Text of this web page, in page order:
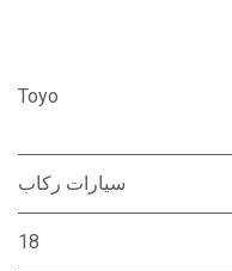
Toyo
سيارات ركاب
18